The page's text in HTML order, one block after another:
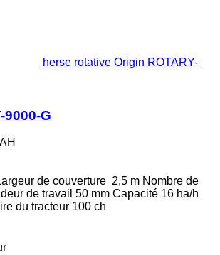
herse rotative Origin ROTARY-
9000-G
de couverture 2,5 m Nombre de
de travail 50 mm Capacité 16 ha/h
du tracteur 100 ch